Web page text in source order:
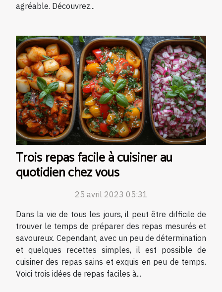
agréable. Découvrez...
Trois repas facile à cuisiner au
quotidien chez vous
25 avril 2023 05:31
Dans la vie de tous les jours, il peut être difficile de
trouver le temps de préparer des repas mesurés et
savoureux. Cependant, avec un peu de détermination
et quelques recettes simples, il est possible de
cuisiner des repas sains et exquis en peu de temps.
Voici trois idées de repas faciles à...